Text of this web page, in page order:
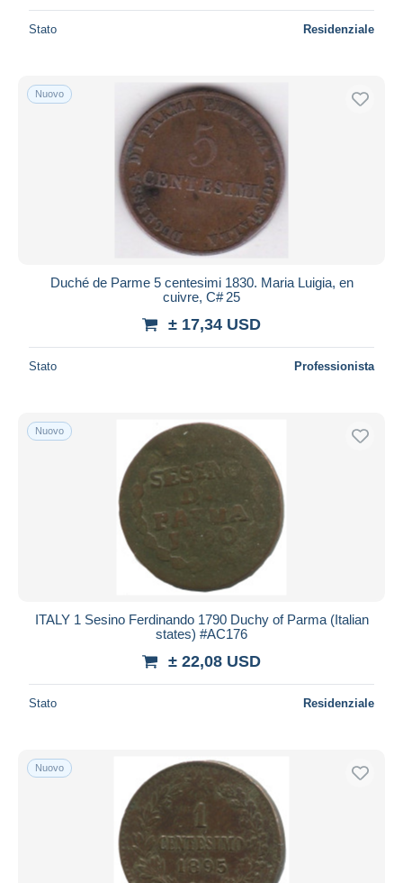
Stato Residenziale
Nuovo
Duché de Parme 5 centesimi 1830. Maria Luigia, en
cuivre, C# 25
± 17,34 USD
Stato Professionista
Nuovo
ITALY 1 Sesino Ferdinando 1790 Duchy of Parma (Italian
states) #AC176
± 22,08 USD
Stato Residenziale
Nuovo